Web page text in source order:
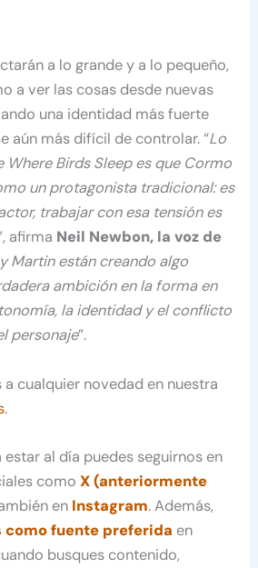
a lo grande y a lo pequeño,
a ver las cosas desde nuevas
una identidad más fuerte
aún más difícil de controlar. “Lo
Where Birds Sleep es que Cormo
un protagonista tradicional: es
trabajar con esa tensión es
afirma Neil Newbon, la voz de
Martin están creando algo
ambición en la forma en
la identidad y el conflicto
personaje”.
cualquier novedad en nuestra
.
estar al día puedes seguirnos en
comoX (anteriormente
en Instagram. Además,
como fuente preferida en
busques contenido,